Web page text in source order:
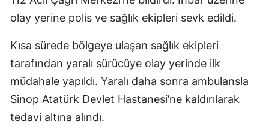
olay yerine polis ve sağlık ekipleri sevk edildi.
Kısa sürede bölgeye ulaşan sağlık ekipleri
tarafından yaralı sürücüye olay yerinde ilk
müdahale yapıldı. Yaralı daha sonra ambulansla
Sinop Atatürk Devlet Hastanesi’ne kaldırılarak
tedavi altına alındı.